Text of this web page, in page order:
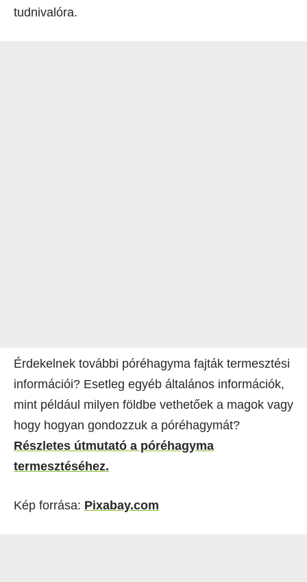
tudnivalóra.
Érdekelnek további póréhagyma fajták termesztési
információi? Esetleg egyéb általános információk,
mint például milyen földbe vethetőek a magok vagy
hogy hogyan gondozzuk a póréhagymát?
Részletes útmutató a póréhagyma
termesztéséhez.
Kép forrása: Pixabay.com